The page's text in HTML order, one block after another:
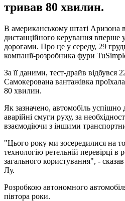
тривав 80 хвилин.
В американському штаті Аризона
дистанційного керування вперше
дорогами. Про це у середу, 29
компанії-розробника фури
За її даними, тест-драйв відбувся
Самокерована вантажівка
80 хвилин.
Як зазначено, автомобіль успішно
аварійні смуги руху, за
взаємодіючи з іншими
"Цього року ми зосередилися на
технологію ретельній перевірці
загального користування", -
Лу.
Розробкою автономного
півтора роки.